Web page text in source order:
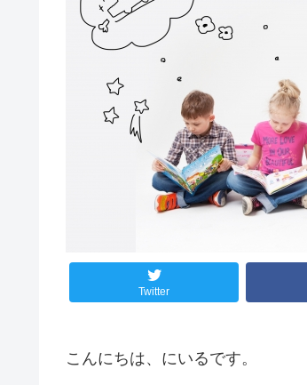
Twitter
こんにちは、にいるです。